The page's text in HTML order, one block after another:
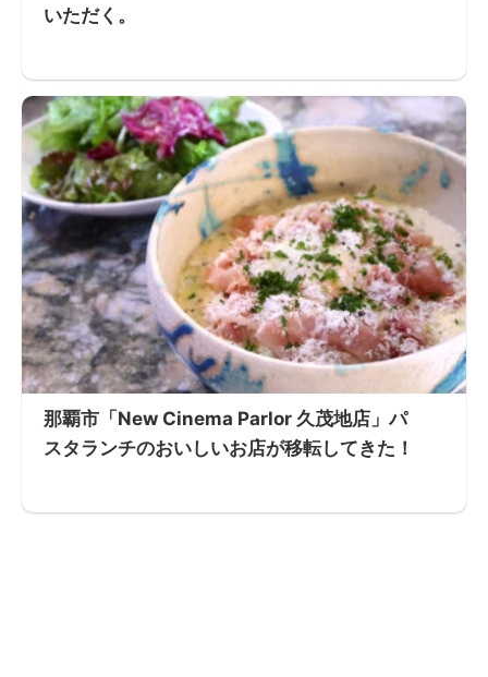
いただく。
那覇市「New Cinema Parlor 久茂地店」パ
スタランチのおいしいお店が移転してきた！